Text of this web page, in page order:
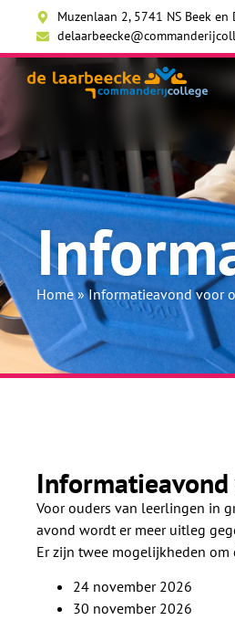
Muzenlaan 2, 5741 NS Beek en
Home»Informatieavond voor
Voor ouders van leerlingen in
avond wordt er meer uitleg
Er zijn twee mogelijkheden
24 november 2026
30 november 2026